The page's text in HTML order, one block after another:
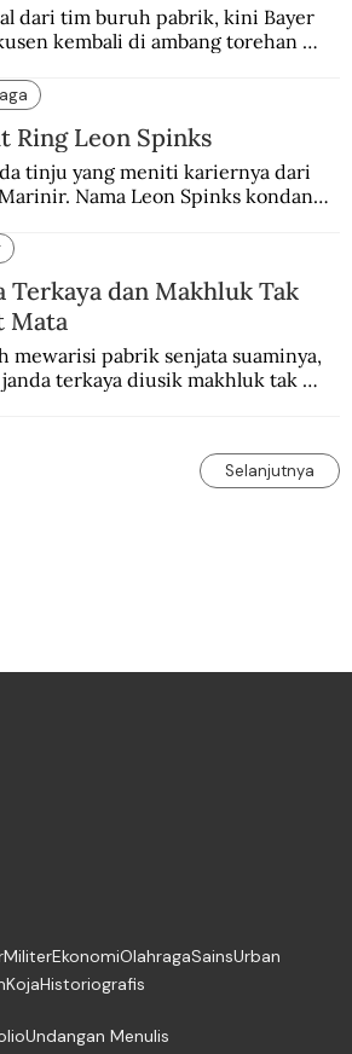
dari tim buruh pabrik, kini Bayer
kembali di ambang torehan
Ring Leon Spinks
tinju yang meniti kariernya dari
Nama Leon Spinks kondang
Ali.
Terkaya dan Makhluk Tak
Mata
mewarisi pabrik senjata suaminya,
terkaya diusik makhluk tak
Selanjutnya
MiliterEkonomiOlahragaSainsUrban
KojaHistoriografis
Undangan Menulis